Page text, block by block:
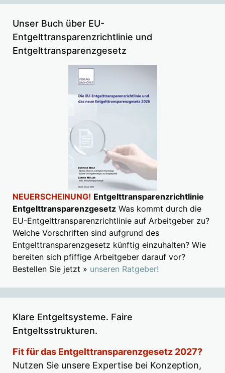
Unser Buch über EU-
Entgelttransparenzrichtlinie und
Entgelttransparenzgesetz
NEUERSCHEINUNG! Entgelttransparenzrichtlinie
Entgelttransparenzgesetz Was kommt durch die
EU-Entgelttransparenzrichtlinie auf Arbeitgeber zu?
Welche Vorschriften sind aufgrund des
Entgelttransparenzgesetz künftig einzuhalten? Wie
bereiten sich pfiffige Arbeitgeber darauf vor?
Bestellen Sie jetzt » unseren Ratgeber!
Klare Entgeltsysteme. Faire
Entgeltsstrukturen.
Fit für das Entgelttransparenzgesetz 2027?
Nutzen Sie unsere Expertise bei Konzeption,